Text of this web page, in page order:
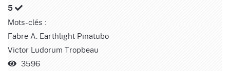
5
Mots-clés :
Fabre A. Earthlight Pinatubo
Victor Ludorum Tropbeau
3596